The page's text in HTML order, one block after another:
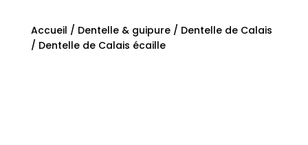
Accueil / Dentelle & guipure/ Dentelle de Calais
/ Dentelle de Calais écaille